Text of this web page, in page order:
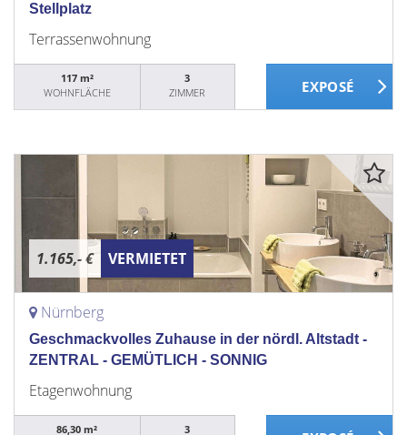
Stellplatz
Terrassenwohnung
117 m²
WOHNFLÄCHE
3
ZIMMER
1.165,- € VERMIETET
Nürnberg
Geschmackvolles Zuhause in der nördl. Altstadt -
ZENTRAL - GEMÜTLICH - SONNIG
Etagenwohnung
86,30 m²
3